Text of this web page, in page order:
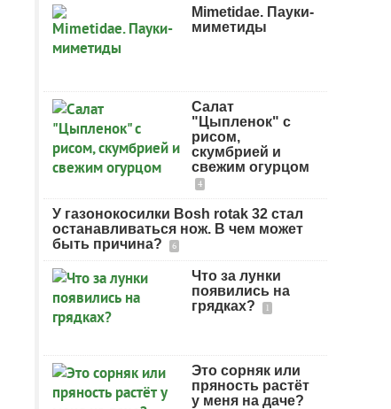
Mimetidae. Пауки-
миметиды
Салат
"Цыпленок" с
рисом,
скумбрией и
свежим огурцом
4
У газонокосилки Bosh rotak 32 стал
останавливаться нож. В чем может
быть причина?
6
Что за лунки
появились на
грядках?
1
Это сорняк или
пряность растёт
у меня на даче?